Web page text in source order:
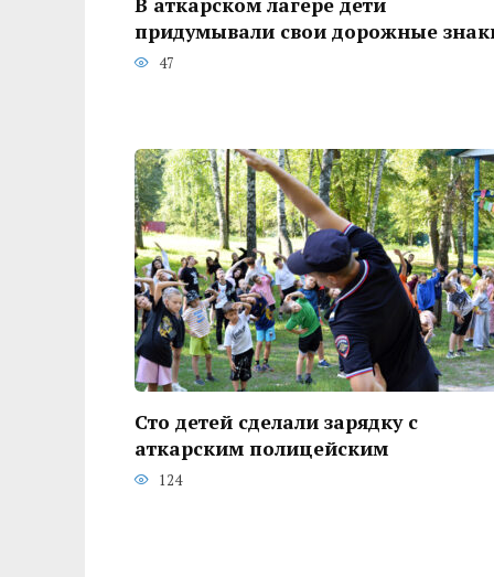
придумывали свои дорожные
47
Сто детей сделали зарядку с
аткарским полицейским
124